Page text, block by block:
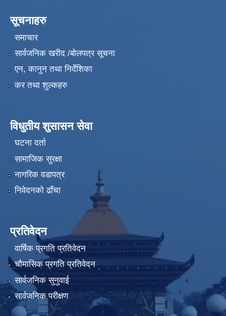
सूचनाहरु
समाचार
सार्वजनिक खरीद /बोलपत्र सूचना
एन, कानुन तथा निर्देशिका
कर तथा शुल्कहरु
विधुतीय शुसासन सेवा
घटना दर्ता
सामाजिक सुरक्षा
नागरिक वडापत्र
निवेदनको ढाँचा
प्रतिवेदन
वार्षिक प्रगति प्रतिवेदन
चौमासिक प्रगति प्रतिवेदन
सार्वजनिक सुनुवाई
सार्वजनिक परीक्षण